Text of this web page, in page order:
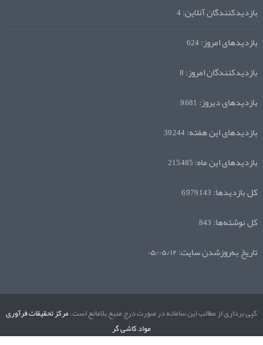
بازدیدکنندگان آنلاین:4
بازدیدهای امروز:624
بازدیدکنندگان امروز:8
بازدیدهای دیروز:9,681
بازدیدهای این هفته:39,244
بازدیدهای این ماه:215,485
کل بازدیدها:6,979,143
کل نوشته‌ها:843
تاریخ به‌روزشدن سایت:۰۵/۰۵/۱۲
کپی برداری از مطالب این سامانه در صورت درج منبع بلامانع است.مرکز تحقیقات فرآوری
مواد کاشی گر